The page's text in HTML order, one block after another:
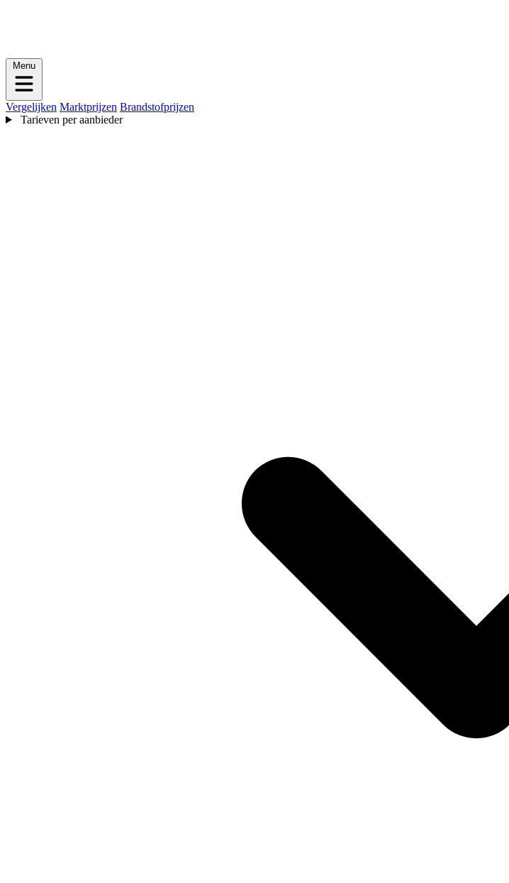
Menu
Vergelijken Marktprijzen Brandstofprijzen
Tarieven per aanbieder